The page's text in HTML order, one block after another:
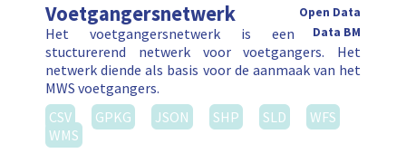
Voetgangersnetwerk
Open Data
Data BM
Het voetgangersnetwerk is een
stucturerend netwerk voor voetgangers. Het
netwerk diende als basis voor de aanmaak van het
MWS voetgangers.
CSV
GPKG JSON SHP SLD
WFS
WMS